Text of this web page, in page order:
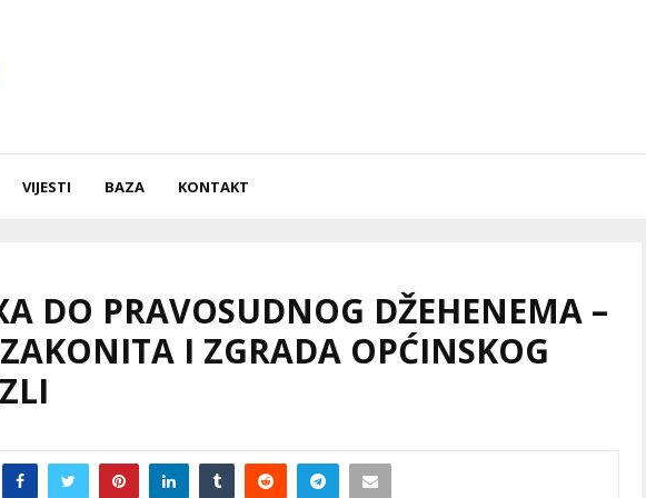
VIJESTI BAZA KONTAKT
DO PRAVOSUDNOG DŽEHENEMA –
I ZGRADA OPĆINSKOG